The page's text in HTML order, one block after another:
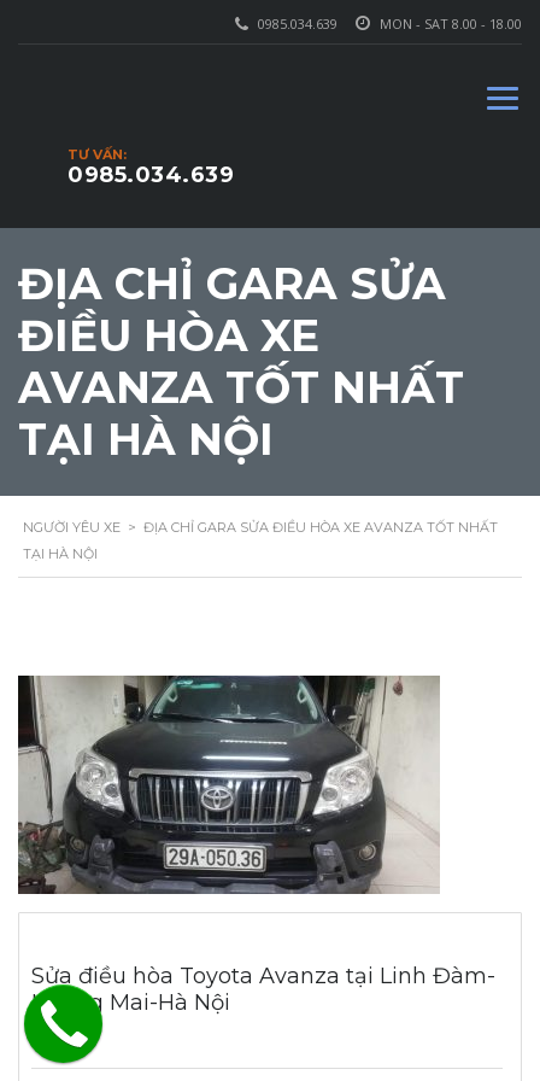
MON - SAT 8.00 - 18.00
0985.034.639
TƯ VẤN:
0985.034.639
ĐỊA CHỈ GARA SỬA
ĐIỀU HÒA XE
AVANZA TỐT NHẤT
TẠI HÀ NỘI
NGƯỜI YÊU XE > ĐỊA CHỈ GARA SỬA ĐIỀU HÒA XE AVANZA TỐT NHẤT
TẠI HÀ NỘI
Sửa điều hòa Toyota Avanza tại Linh Đàm-
Hoàng Mai-Hà Nội